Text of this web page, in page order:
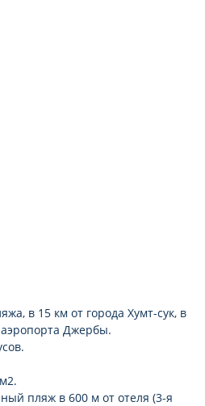
в 15 км от города Хумт-сук, в
Джербы.
пляж в 600 м от отеля (3-я